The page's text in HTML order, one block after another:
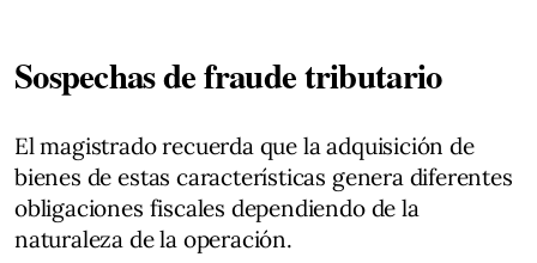
Sospechas de fraude tributario
El magistrado recuerda que la adquisición de
bienes de estas características genera diferentes
obligaciones fiscales dependiendo de la
naturaleza de la operación.